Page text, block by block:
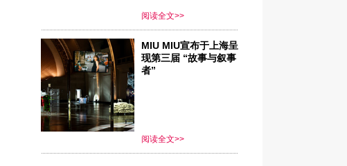
阅读全文>>
MIU MIU宣布于上海呈
现第三届 “故事与叙事
者”
阅读全文>>